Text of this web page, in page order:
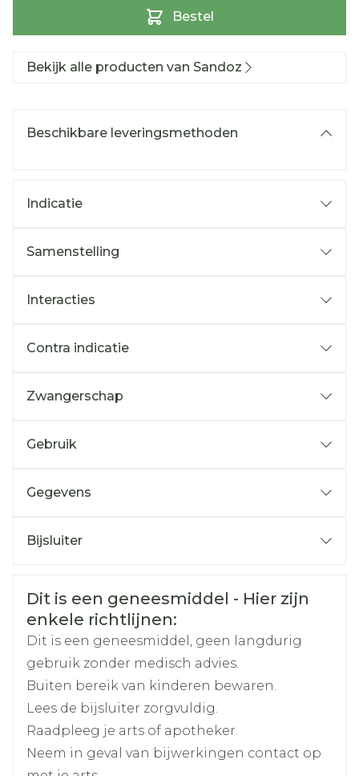
Bestel
Bekijk alle producten van Sandoz
Beschikbare leveringsmethoden
Indicatie
Samenstelling
Interacties
Contra indicatie
Zwangerschap
Gebruik
Gegevens
Merken Sandoz
Breedte 121 mm
Lengte
Diepte 43 mm
Bijsluiter
Veiligheidsinformatie
Dit is een geneesmiddel - Hier zijn
enkele richtlijnen:
Dit is een geneesmiddel, geen langdurig
gebruik zonder medisch advies.
Buiten bereik van kinderen bewaren.
Lees de bijsluiter zorgvuldig.
Raadpleeg je arts of apotheker.
Neem in geval van bijwerkingen contact op